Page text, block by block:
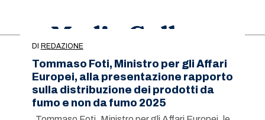
Media Gallery
DI REDAZIONE
Tommaso Foti, Ministro per gli Affari
Europei, alla presentazione rapporto
sulla distribuzione dei prodotti da
fumo e non da fumo 2025